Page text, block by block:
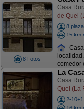
8 Fotos
Casa
de Quel
8
15 km
comedor
La
Casa
Quel (La
2-
16 km